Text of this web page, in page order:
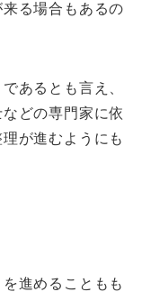
る場合もあるの
あるとも言え、
どの専門家に依
が進むようにも
進めることもも